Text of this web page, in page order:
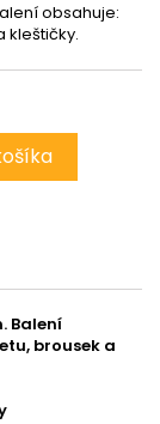
obsahuje:
kleštičky.
Balení
brousek a